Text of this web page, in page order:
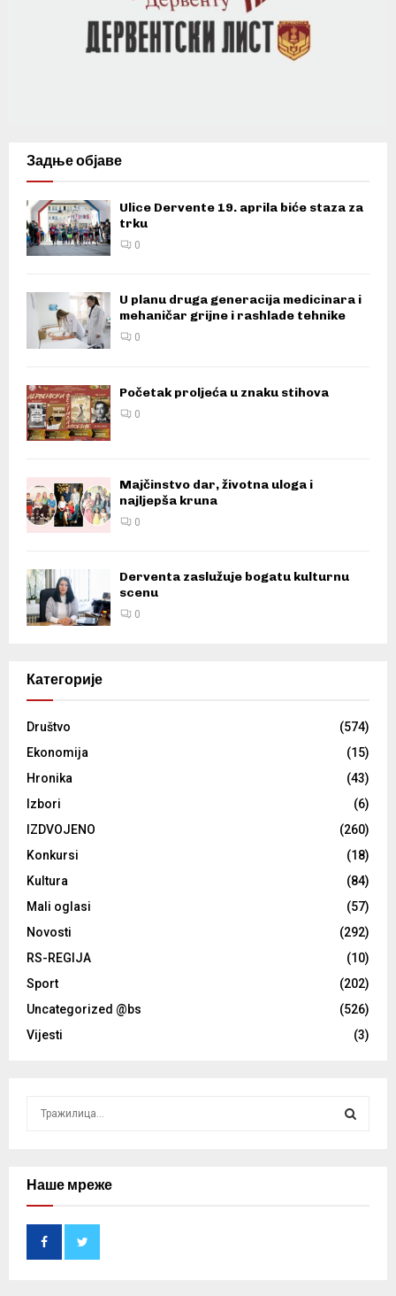
Задње објаве
Ulice Dervente 19. aprila biće staza za
trku
0
U planu druga generacija medicinara i
mehaničar grijne i rashlade tehnike
0
Početak proljeća u znaku stihova
0
Majčinstvo dar, životna uloga i
najljepša kruna
0
Derventa zaslužuje bogatu kulturnu
scenu
0
Категорије
Društvo
(574)
Ekonomija
(15)
Hronika
(43)
Izbori
(6)
IZDVOJENO
(260)
Konkursi
(18)
Kultura
(84)
Mali oglasi
(57)
Novosti
(292)
RS-REGIJA
(10)
Sport
(202)
Uncategorized @bs
(526)
Vijesti
(3)
cНаше мреже